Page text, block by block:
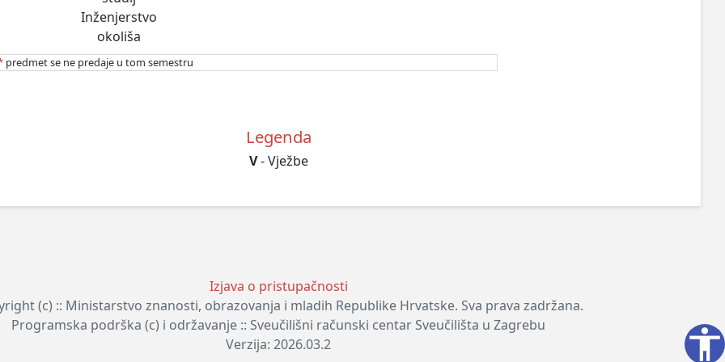
Inženjerstvo
okoliša
predmet se ne predaje u tom semestru
Legenda
V- Vježbe
Izjava o pristupačnosti
(c) :: Ministarstvo znanosti, obrazovanja i mladih Republike Hrvatske. Sva prava zadržana.
Programska podrška (c) i održavanje :: Sveučilišni računski centar Sveučilišta u Zagrebu
Verzija: 2026.03.2
accessibility